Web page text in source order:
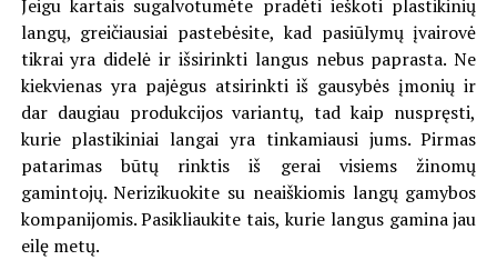
Jeigu kartais sugalvotumėte pradėti ieškoti plastikinių
langų, greičiausiai pastebėsite, kad pasiūlymų įvairovė
tikrai yra didelė ir išsirinkti langus nebus paprasta. Ne
kiekvienas yra pajėgus atsirinkti iš gausybės įmonių ir
dar daugiau produkcijos variantų, tad kaip nuspręsti,
kurie plastikiniai langai yra tinkamiausi jums. Pirmas
patarimas būtų rinktis iš gerai visiems žinomų
gamintojų. Nerizikuokite su neaiškiomis langų gamybos
kompanijomis. Pasikliaukite tais, kurie langus gamina jau
eilę metų.